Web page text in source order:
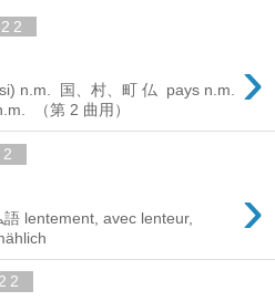
›
n.m. 国、村、町 仏 pays n.m.
（第 2 曲用）
›
lentement, avec lenteur,